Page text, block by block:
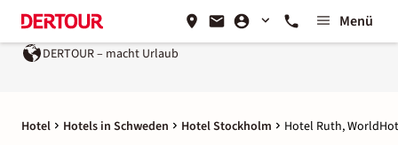
Menü
DERTOUR – macht Urlaub
Hotel Hotels in Schweden Hotel Stockholm Hotel Ruth,